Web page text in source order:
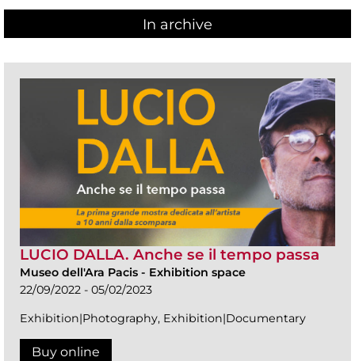
In archive
LUCIO DALLA. Anche se il tempo passa
Museo dell'Ara Pacis - Exhibition space
22/09/2022 - 05/02/2023
Exhibition|Photography, Exhibition|Documentary
Buy online